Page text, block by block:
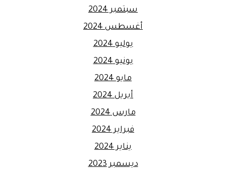
سبتمبر 2024
أغسطس 2024
يوليو 2024
يونيو 2024
مايو 2024
أبريل 2024
مارس 2024
فبراير 2024
يناير 2024
ديسمبر 2023